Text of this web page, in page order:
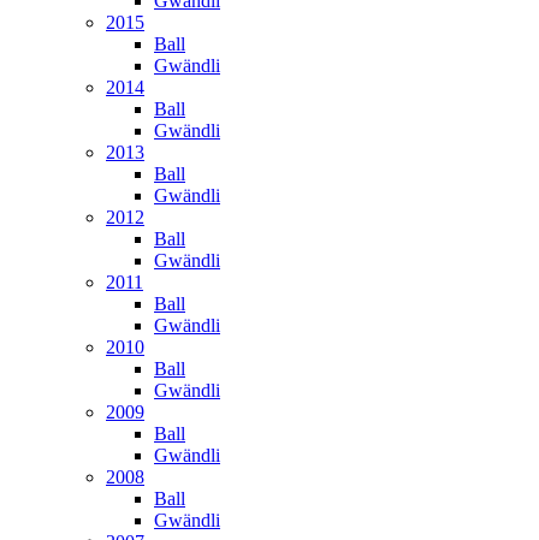
2015
Ball
Gwändli
2014
Ball
Gwändli
2013
Ball
Gwändli
2012
Ball
Gwändli
2011
Ball
Gwändli
2010
Ball
Gwändli
2009
Ball
Gwändli
2008
Ball
Gwändli